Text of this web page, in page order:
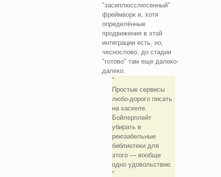
"засиплюсслюсенный"
фреймворк и, хотя
определённые
продвижения в этой
интеграции есть, но,
чеснослово, до стадии
"готово" там еще далеко-
далеко.
Простые сервисы
любо-дорого писать
на хаскеле.
Бойлерплейт
убирать в
реюзабельные
библиотеки для
этого — вообще
одно удовольствие.